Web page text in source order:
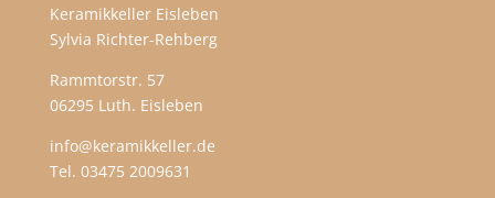
Keramikkeller Eisleben
Sylvia Richter-Rehberg
Rammtorstr. 57
06295 Luth. Eisleben
info@keramikkeller.de
Tel. 03475 2009631